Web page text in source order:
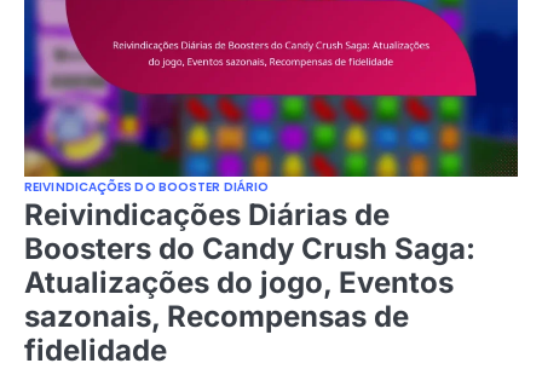
REIVINDICAÇÕES DO BOOSTER DIÁRIO
Reivindicações Diárias de
Boosters do Candy Crush Saga:
Atualizações do jogo, Eventos
sazonais, Recompensas de
fidelidade